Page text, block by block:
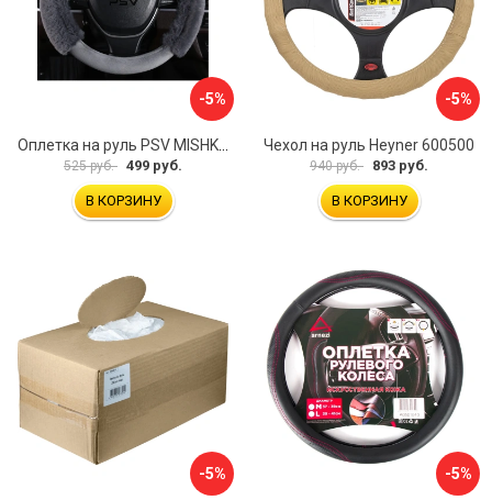
-5%
525 руб. 499 руб.
В КОРЗИНУ
-5%
Чехол на руль Heyner 600500
940 руб. 893 руб.
В КОРЗИНУ
-5% -5%